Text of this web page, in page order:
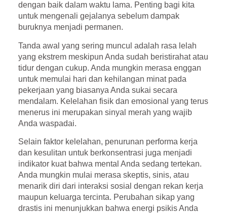
dengan baik dalam waktu lama. Penting bagi kita
untuk mengenali gejalanya sebelum dampak
buruknya menjadi permanen.
Tanda awal yang sering muncul adalah rasa lelah
yang ekstrem meskipun Anda sudah beristirahat atau
tidur dengan cukup. Anda mungkin merasa enggan
untuk memulai hari dan kehilangan minat pada
pekerjaan yang biasanya Anda sukai secara
mendalam. Kelelahan fisik dan emosional yang terus
menerus ini merupakan sinyal merah yang wajib
Anda waspadai.
Selain faktor kelelahan, penurunan performa kerja
dan kesulitan untuk berkonsentrasi juga menjadi
indikator kuat bahwa mental Anda sedang tertekan.
Anda mungkin mulai merasa skeptis, sinis, atau
menarik diri dari interaksi sosial dengan rekan kerja
maupun keluarga tercinta. Perubahan sikap yang
drastis ini menunjukkan bahwa energi psikis Anda